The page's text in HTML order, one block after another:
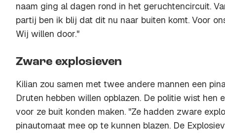
naam ging al dagen rond in het geruchtencircuit.
partij ben ik blij dat dit nu naar buiten komt. Voor
Wij willen door."
Zware explosieven
Kilian zou samen met twee andere mannen een
Druten hebben willen opblazen. De politie wist hen
voor ze buit konden maken. "Ze hadden zware
pinautomaat mee op te kunnen blazen. De